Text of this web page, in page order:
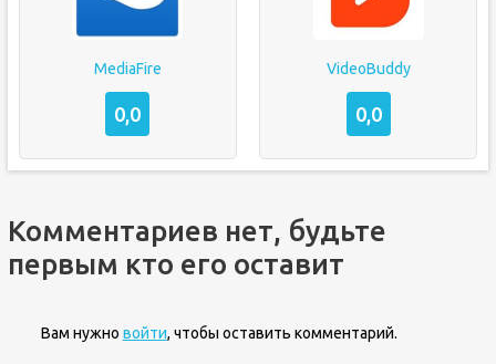
MediaFire
0,0
VideoBuddy
0,0
Комментариев нет, будьте
первым кто его оставит
Вам нужно войти, чтобы оставить комментарий.